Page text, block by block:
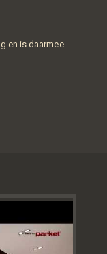
en is daarmee